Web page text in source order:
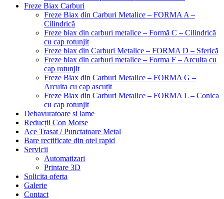
Freze Biax Carburi
Freze Biax din Carburi Metalice – FORMA A –
Cilindrică
Freze biax din carburi metalice – Formă C – Cilindrică
cu cap rotunjit
Freze biax din Carburi Metalice – FORMA D – Sferică
Freze biax din carburi metalice – Forma F – Arcuita cu
cap rotunjit
Freze Biax din Carburi Metalice – FORMA G –
Arcuita cu cap ascuțit
Freze Biax din Carburi Metalice – FORMA L – Conica
cu cap rotunjit
Debavuratoare si lame
Reducții Con Morse
Ace Trasat / Punctatoare Metal
Bare rectificate din otel rapid
Servicii
Automatizari
Printare 3D
Solicita oferta
Galerie
Contact